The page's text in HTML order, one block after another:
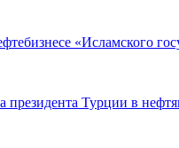
«Исламского
президента Турции в